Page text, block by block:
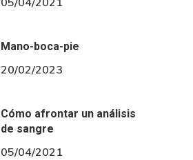
Mano-boca-pie
20/02/2023
Cómo afrontar un análisis
de sangre
05/04/2021